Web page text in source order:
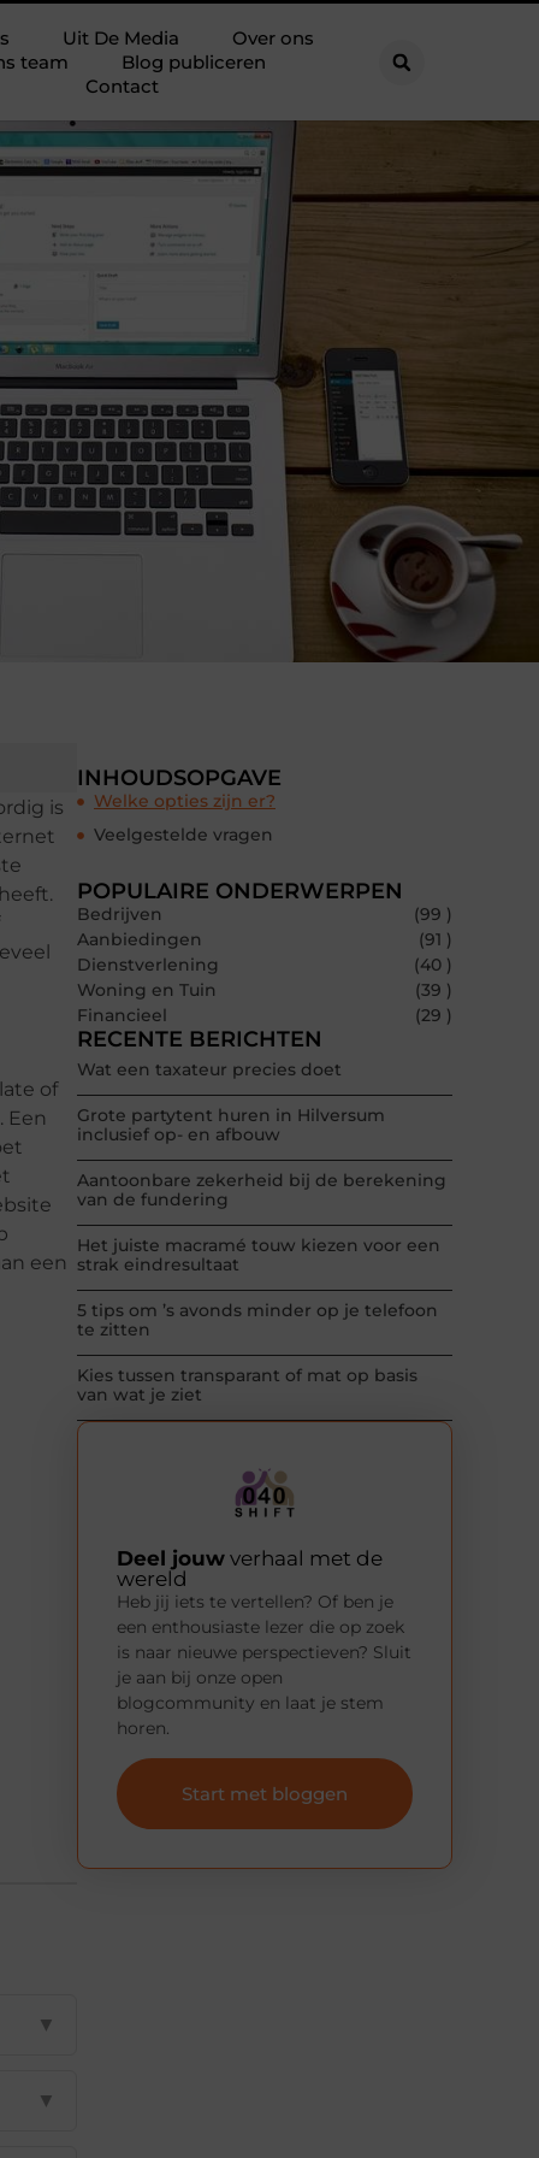
Uit De Media
Over ons
team
Blog publiceren
Contact
is
of
Een
een
▼
▼
INHOUDSOPGAVE
Welke opties zijn er?
Veelgestelde vragen
POPULAIRE ONDERWERPEN
Bedrijven
(99 )
Aanbiedingen
(91 )
Dienstverlening
(40 )
Woning en Tuin
(39 )
Financieel
(29 )
RECENTE BERICHTEN
Wat een taxateur precies doet
Grote partytent huren in Hilversum
inclusief op- en afbouw
Aantoonbare zekerheid bij de berekening
van de fundering
Het juiste macramé touw kiezen voor een
strak eindresultaat
5 tips om ’s avonds minder op je telefoon
te zitten
Kies tussen transparant of mat op basis
van wat je ziet
Deel jouw verhaal met de
wereld
Heb jij iets te vertellen? Of ben je
een enthousiaste lezer die op zoek
is naar nieuwe perspectieven? Sluit
je aan bij onze open
blogcommunity en laat je stem
horen.
Start met bloggen